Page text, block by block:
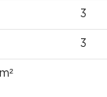
3
3